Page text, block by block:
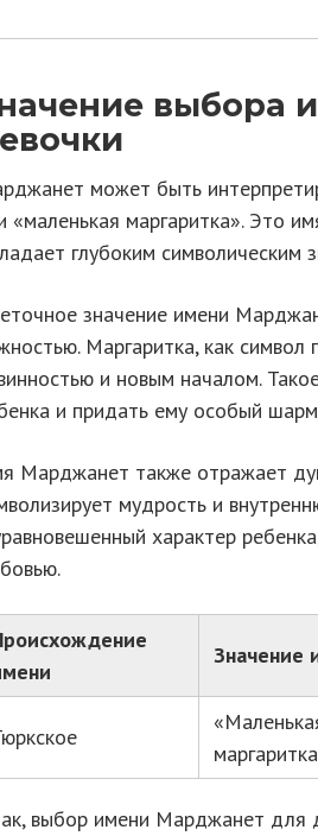
выбора
может быть
«маленькая маргаритка». Это
глубоким символическим
значение имени
Маргаритка, как символ
и новым началом.
и придать ему особый
Марджанет также отражает
мудрость и
характер
Значение
выбор имени Марджанет для